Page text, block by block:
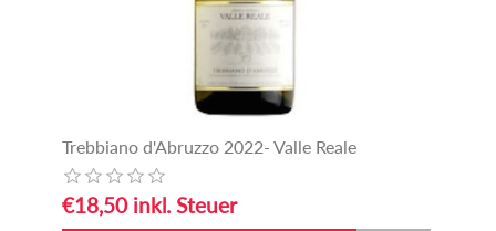
Trebbiano d'Abruzzo 2022- Valle Reale
€18,50 inkl. Steuer